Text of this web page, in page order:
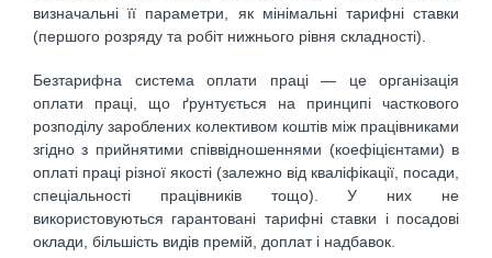
визначальні її параметри, як мінімальні тарифні ставки
(першого розряду та робіт нижнього рівня складності).
Безтарифна система оплати праці — це організація
оплати праці, що ґрунтується на принципі часткового
розподілу зароблених колективом коштів між працівниками
згідно з прийнятими співвідношеннями (коефіцієнтами) в
оплаті праці різної якості (залежно від кваліфікації, посади,
спеціальності працівників тощо). У них не
використовуються гарантовані тарифні ставки і посадові
оклади, більшість видів премій, доплат і надбавок.